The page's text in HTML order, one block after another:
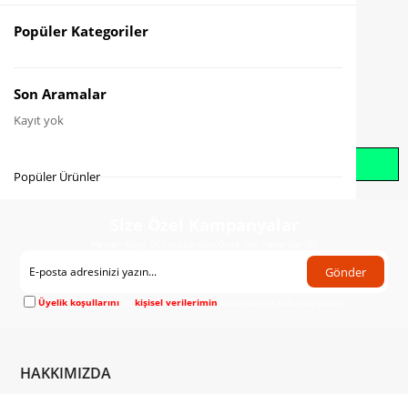
Gelince Haber Ver
Gönder
Üyelik koşullarını vekişisel verilerimin
HAKKIMIZDA
Popüler Kategoriler
Son Aramalar
Kayıt yok
Popüler Ürünler